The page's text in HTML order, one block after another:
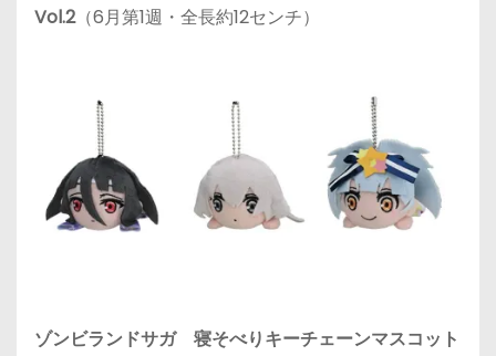
Vol.2（6月第1週・全長約12センチ）
ゾンビランドサガ 寝そべりキーチェーンマスコット